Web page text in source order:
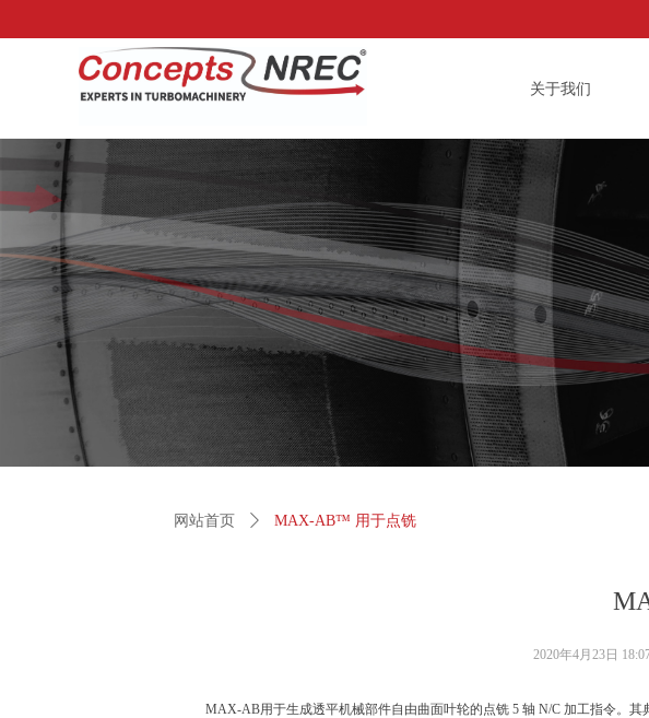
关于我们
网站首页 ꄲ MAX-AB™ 用于点铣
MAX-AB用于生成透平机械部件自由曲面叶轮的点铣 5 轴 N/C 加工指令。
2020年4月23日